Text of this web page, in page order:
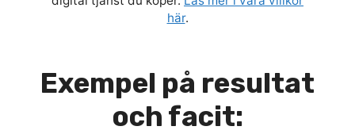
här.
Exempel på resultat
och facit: